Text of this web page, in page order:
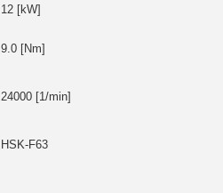
12 [kW]
9.0 [Nm]
24000 [1/min]
HSK-F63